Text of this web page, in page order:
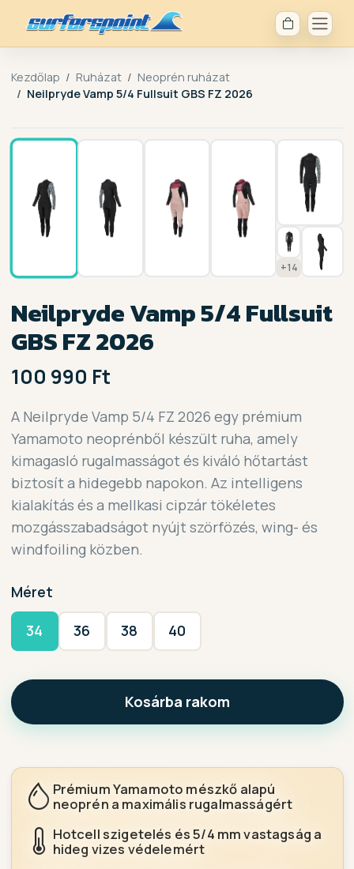
Kezdőlap Ruházat
Neoprén ruházat
Neilpryde Vamp 5/4 Fullsuit GBS FZ 2026
+14
Neilpryde Vamp 5/4 Fullsuit
GBS FZ 2026
100 990 Ft
A Neilpryde Vamp 5/4 FZ 2026 egy prémium
Yamamoto neoprénből készült ruha, amely
kimagasló rugalmasságot és kiváló hőtartást
biztosít a hidegebb napokon. Az intelligens
kialakítás és a mellkasi cipzár tökéletes
mozgásszabadságot nyújt szörfözés, wing- és
windfoiling közben.
Méret
34 36 38 40
Kosárba rakom
Prémium Yamamoto mészkő alapú
neoprén a maximális rugalmasságért
Hotcell szigetelés és 5/4 mm vastagság a
hideg vizes védelemért